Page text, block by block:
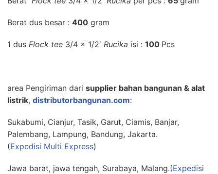
Berat dus besar : 400 gram
1 dus Flock tee 3/4 x 1/2′ Rucika isi : 100 Pcs
area Pengiriman dari supplier bahan bangunan & alat
listrik, distributorbangunan.com:
Sukabumi, Cianjur, Tasik, Garut, Ciamis, Banjar,
Palembang, Lampung, Bandung, Jakarta.
(Expedisi Multi Express)
Jawa barat, jawa tengah, Surabaya, Malang.(Expedisi